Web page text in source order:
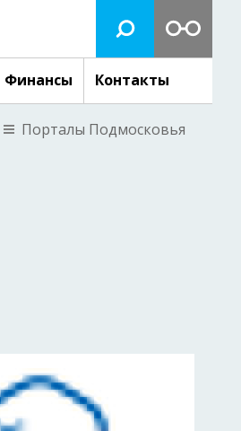
Финансы Контакты
Порталы Подмосковья